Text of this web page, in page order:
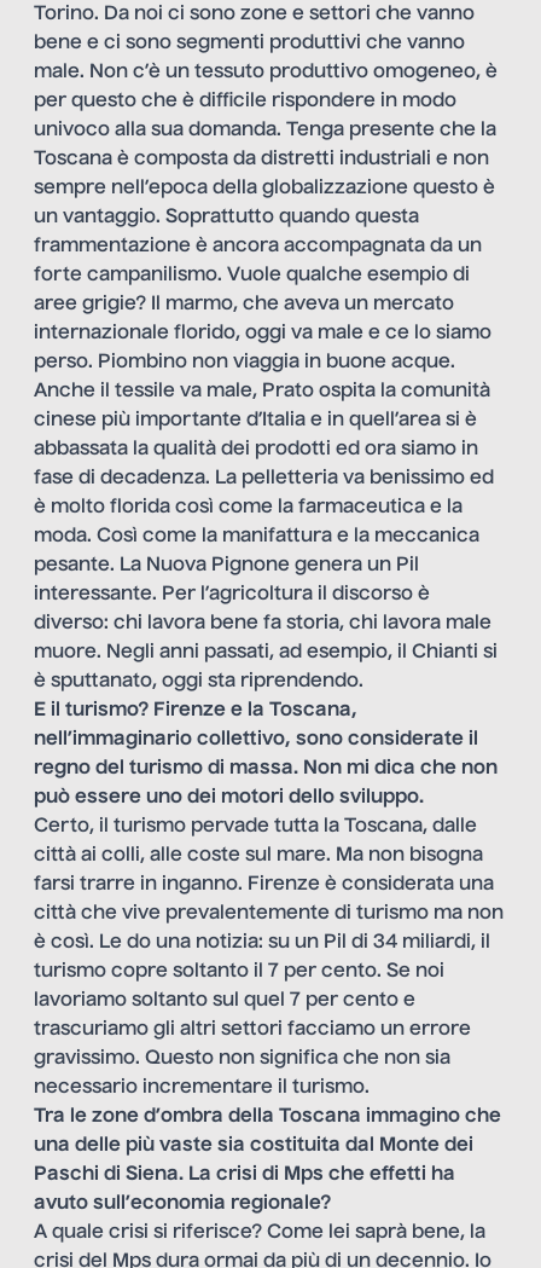
Torino. Da noi ci sono zone e settori che vanno
bene e ci sono segmenti produttivi che vanno
male. Non c’è un tessuto produttivo omogeneo, è
per questo che è difficile rispondere in modo
univoco alla sua domanda. Tenga presente che la
Toscana è composta da distretti industriali e non
sempre nell’epoca della globalizzazione questo è
un vantaggio. Soprattutto quando questa
frammentazione è ancora accompagnata da un
forte campanilismo. Vuole qualche esempio di
aree grigie? Il marmo, che aveva un mercato
internazionale florido, oggi va male e ce lo siamo
perso. Piombino non viaggia in buone acque.
Anche il tessile va male, Prato ospita la comunità
cinese più importante d’Italia e in quell’area si è
abbassata la qualità dei prodotti ed ora siamo in
fase di decadenza. La pelletteria va benissimo ed
è molto florida così come la farmaceutica e la
moda. Così come la manifattura e la meccanica
pesante. La Nuova Pignone genera un Pil
interessante. Per l’agricoltura il discorso è
diverso: chi lavora bene fa storia, chi lavora male
muore. Negli anni passati, ad esempio, il Chianti si
è sputtanato, oggi sta riprendendo.
E il turismo? Firenze e la Toscana,
nell’immaginario collettivo, sono considerate il
regno del turismo di massa. Non mi dica che non
può essere uno dei motori dello sviluppo.
Certo, il turismo pervade tutta la Toscana, dalle
città ai colli, alle coste sul mare. Ma non bisogna
farsi trarre in inganno. Firenze è considerata una
città che vive prevalentemente di turismo ma non
è così. Le do una notizia: su un Pil di 34 miliardi, il
turismo copre soltanto il 7 per cento. Se noi
lavoriamo soltanto sul quel 7 per cento e
trascuriamo gli altri settori facciamo un errore
gravissimo. Questo non significa che non sia
necessario incrementare il turismo.
Tra le zone d’ombra della Toscana immagino che
una delle più vaste sia costituita dal Monte dei
Paschi di Siena. La crisi di Mps che effetti ha
avuto sull’economia regionale?
A quale crisi si riferisce? Come lei saprà bene, la
crisi del Mps dura ormai da più di un decennio. Io